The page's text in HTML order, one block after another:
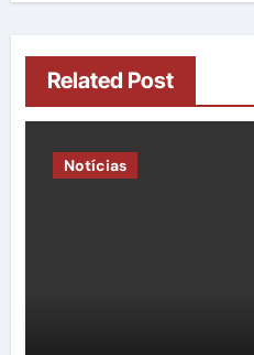
Related Post
Notícias